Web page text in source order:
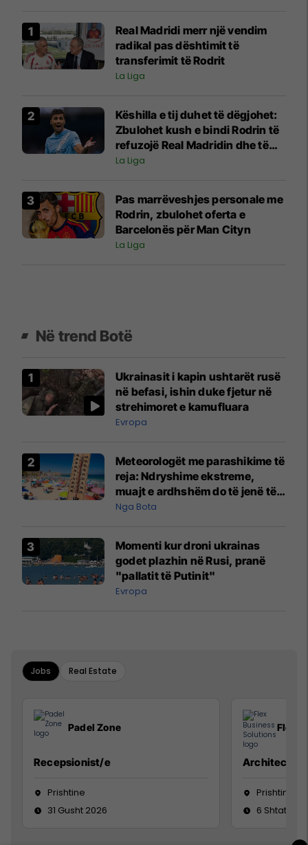
Real Madridi merr një vendim
radikal pas dështimit të
transferimit të Rodrit
La Liga
Këshilla e tij duhet të dëgjohet:
Zbulohet kush e bindi Rodrin të
refuzojë Real Madridin dhe të
pranojë ofertën e Barcelonës
La Liga
Pas marrëveshjes personale me
Rodrin, zbulohet oferta e
Barcelonës për Man Cityn
La Liga
Në trend Botë
Ukrainasit i kapin ushtarët rusë
në befasi, ishin duke fjetur në
strehimoret e kamufluara
Evropa
Meteorologët me parashikime të
reja: Ndryshime ekstreme,
muajt e ardhshëm do të jenë të
pazakontë
Nga Bota
Momenti kur droni ukrainas
godet plazhin në Rusi, pranë
"pallatit të Putinit"
Evropa
Jobs Real Estate
Padel Zone
Recepsionist/e
Prishtine
31 Gusht 2026
Flex
Architect
Prishtinë
6 Shtator